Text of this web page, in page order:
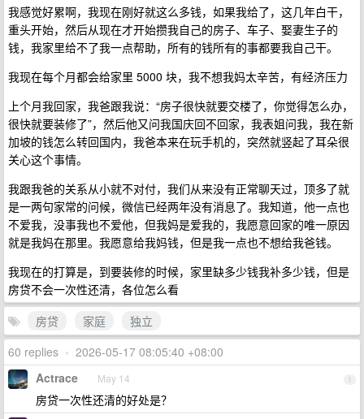
我感觉好累啊，我现在刚好就这么多钱，如果我给了，这几年白干，
重头开始，然后从现在才开始攒我自己的房子、车子、娶妻生子的
钱，我家里给不了我一点帮助，所有的钱所有的事都要我自己干。
我现在每个月都会给家里 5000 块，我不想我妈太辛苦，有经济压力
上个月我回家，我爸跟我说：“房子很快就要交楼了，你觉得怎么办，
很快就要装修了”，然后他又问我国庆回不回家，我表姐问我，我在新
加坡的钱怎么转回国内，我爸本来在玩手机的，突然就竖起了耳朵很
关心这个事情。
我跟我爸的关系从小就不对付，我们从来没有正常聊天过，顶多了就
是一两句家常的问候，微信已经两年没有消息了。我知道，他一点也
不爱我，没事我也不爱他，但我妈是爱我的，我愿意回家的唯一原因
就是我妈在那里。我愿意给我妈钱，但是我一点也不想给我爸钱。
我现在的打算是，到要装修的时候，家里缺多少钱我补多少钱，但是
房贷不会一次性还清，各位怎么看
房贷
家庭
独立
60 replies • 2026-05-17 08:05:40 +08:00
1
Actrace May 14
房贷一次性还清的好处是？